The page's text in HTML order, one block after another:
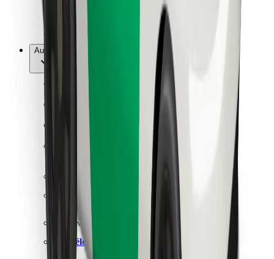
Pour les restaurants
Bolt for Business
Autres
Fournisseurs
Conditions générales
Obtenez un trajet en quelques minutes !
Télécharger l'appli Bolt
Retrouvez tous vos plats favoris !
Télécharger l'appli Bolt Food